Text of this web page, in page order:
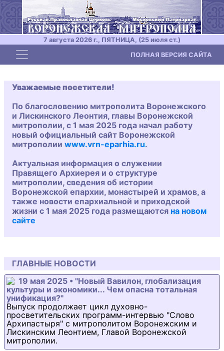
7 августа 2026 г., ПЯТНИЦА, (25 июля ст.)
Toggle navigation ПОЛНАЯ ВЕРСИЯ САЙТА
Уважаемые посетители!
По благословению митрополита Воронежского
и Лискинского Леонтия, главы Воронежской
митрополии, с 1 мая 2025 года начал работу
новый официальный сайт Воронежской
митрополии www.vrn-eparhia.ru.
Актуальная информация о служении
Правящего Архиерея и о структуре
митрополии, сведения об истории
Воронежской епархии, монастырей и храмов, а
также новости епархиальной и приходской
жизни с 1 мая 2025 года размещаются на новом
сайте
ГЛАВНЫЕ НОВОСТИ
19 мая 2025 • "Новый Вавилон, глобализация
культуры и экономики... Чем опасна тотальная
унификация?"
Выпуск продолжает цикл духовно-
просветительских программ-интервью "Слово
Архипастыря" с митрополитом Воронежским и
Лискинским Леонтием, Главой Воронежской
митрополии.